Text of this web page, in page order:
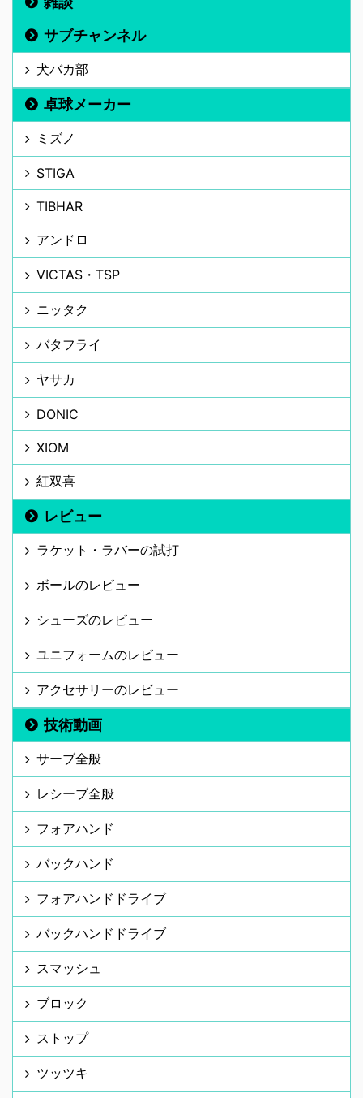
サブチャンネル
犬バカ部
卓球メーカー
ミズノ
STIGA
TIBHAR
アンドロ
VICTAS・TSP
ニッタク
バタフライ
ヤサカ
DONIC
XIOM
紅双喜
レビュー
ラケット・ラバーの試打
ボールのレビュー
シューズのレビュー
ユニフォームのレビュー
アクセサリーのレビュー
技術動画
サーブ全般
レシーブ全般
フォアハンド
バックハンド
フォアハンドドライブ
バックハンドドライブ
スマッシュ
ブロック
ストップ
ツッツキ